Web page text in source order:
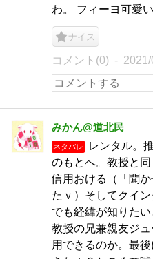
わ。 フィーヨ可愛
ナイス
コメント(0) 2021/
みかん@道北民
ネタバレ
レンタル。
のもとへ。教授と
信用おける（「聞
たｖ）そしてクイ
でも経緯が知りた
教授の兄兼親友ジ
用できるのか。最